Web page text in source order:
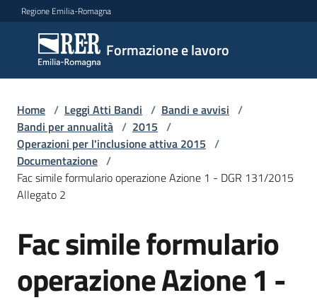
Vai al contenuto
Vai alla navigazione
Vai al footer
Regione Emilia-Romagna
Formazione e lavoro
Formazione
e lavoro
Argomenti
Novità
Servizi
Leggi
Home / Leggi Atti Bandi / Bandi e avvisi /
Bandi per annualità / 2015 /
Operazioni per l'inclusione attiva 2015 /
Documentazione /
Fac simile formulario operazione Azione 1 - DGR 131/2015
Allegato 2
Fac simile formulario
operazione Azione 1 -